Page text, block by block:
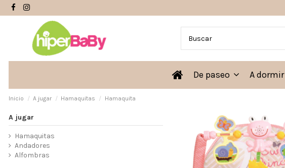
De paseo A dormir
Inicio A jugar Hamaquitas Hamaquita
A jugar
Hamaquitas
Andadores
Alfombras